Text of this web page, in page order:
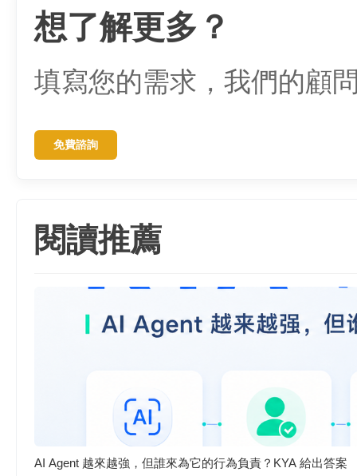
想了解更多？
填寫您的需求，我們的顧
免費諮詢
閱讀推薦
AI Agent 越來越強，但誰來為它的行為負責？KYA 給出答案